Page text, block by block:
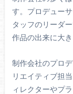
す。プロデュー
タッフのリーダ
作品の出来に大
制作会社のプロ
リエイティブ担
ィレクターやプ